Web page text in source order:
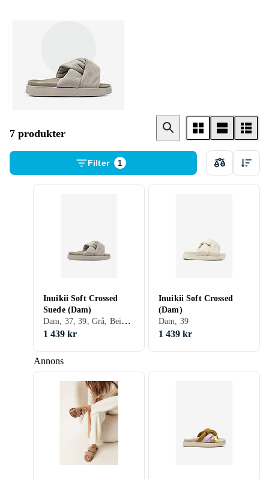
Dam
7 produkter
Filter 1
Annons
Inuikii Soft Crossed
Suede (Dam)
Dam, 37, 39, Grå, Beige, Mocka
1 439 kr
Inuikii Soft Crossed
(Dam)
Dam, 39
1 439 kr